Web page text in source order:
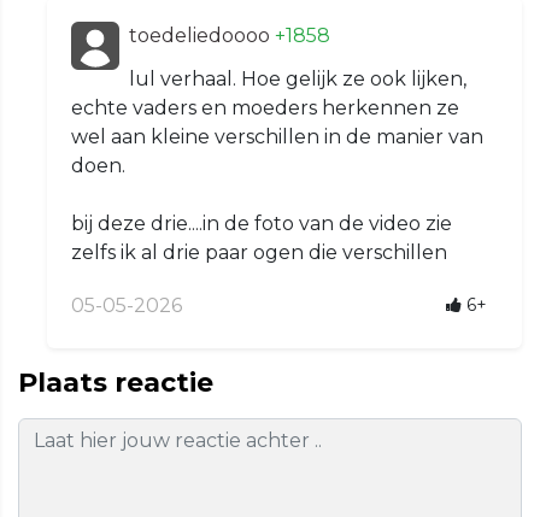
toedeliedoooo +1858
lul verhaal. Hoe gelijk ze ook lijken,
echte vaders en moeders herkennen ze
wel aan kleine verschillen in de manier van
doen.
bij deze drie....in de foto van de video zie
zelfs ik al drie paar ogen die verschillen
05-05-2026 6+
Plaats reactie